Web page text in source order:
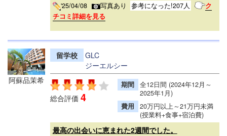
'25/04/08 写真あり 参考になった!207人
ク
チコミ詳細を見る
阿蘇品茉希
留学校
GLC
ジーエルシー
総合評価 4
期間
全12日間 (2024年12月～
2025年1月)
費用
20万円以上～21万円未満
(授業料+食事+宿泊費)
最高の出会いに恵まれた2週間でした。